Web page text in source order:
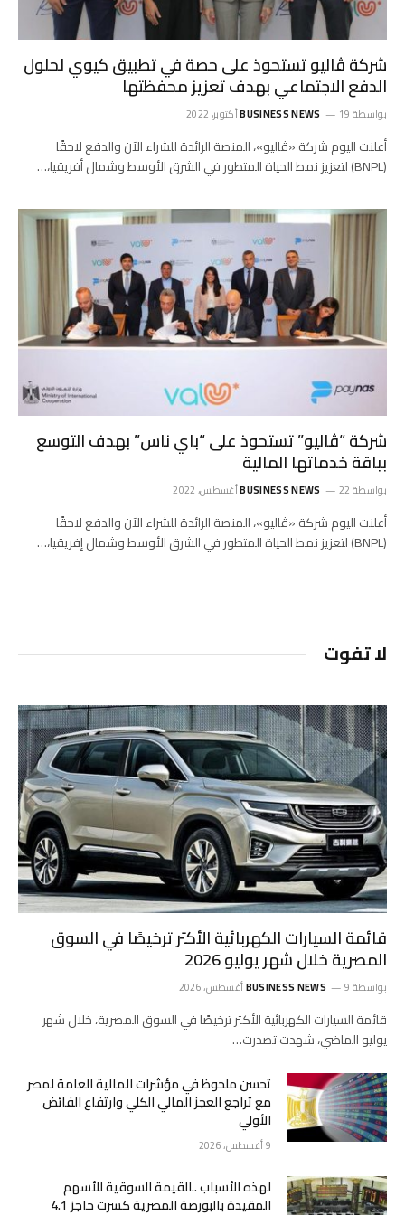
شركة ڤاليو تستحوذ على حصة في تطبيق كيوي لحلول
الدفع الاجتماعي بهدف تعزيز محفظتها
بواسطة BUSINESS NEWS 19 أكتوبر، 2022
أعلنت اليوم شركة «ڤاليو»، المنصة الرائدة للشراء الآن والدفع لاحقًا
(BNPL) لتعزيز نمط الحياة المتطور في الشرق الأوسط وشمال أفريقيا،…
شركة “ڤاليو” تستحوذ على “باي ناس” بهدف التوسع
بباقة خدماتها المالية
بواسطة BUSINESS NEWS 22 أغسطس، 2022
أعلنت اليوم شركة «ڤاليو»، المنصة الرائدة للشراء الآن والدفع لاحقًا
(BNPL) لتعزيز نمط الحياة المتطور في الشرق الأوسط وشمال إفريقيا،…
لا تفوت
قائمة السيارات الكهربائية الأكثر ترخيصًا في السوق
المصرية خلال شهر يوليو 2026
بواسطة BUSINESS NEWS 9 أغسطس، 2026
قائمة السيارات الكهربائية الأكثر ترخيصًا في السوق المصرية، خلال شهر
يوليو الماضي، شهدت تصدرت…
تحسن ملحوظ في مؤشرات المالية العامة لمصر
مع تراجع العجز المالي الكلي وارتفاع الفائض
الأولي
9 أغسطس، 2026
لهذه الأسباب ..القيمة السوقية للأسهم
المقيدة بالبورصة المصرية كسرت حاجز 4.1